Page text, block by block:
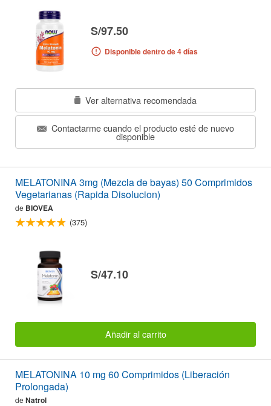
S/97.50
Disponible dentro de 4 días
Ver alternativa recomendada
Contactarme cuando el producto esté de nuevo
disponible
MELATONINA 3mg (Mezcla de bayas) 50 Comprimidos
Vegetarianas (Rapida Disolucion)
de BIOVEA
(375)
S/47.10
Añadir al carrito
MELATONINA 10 mg 60 Comprimidos (Liberación
Prolongada)
de Natrol